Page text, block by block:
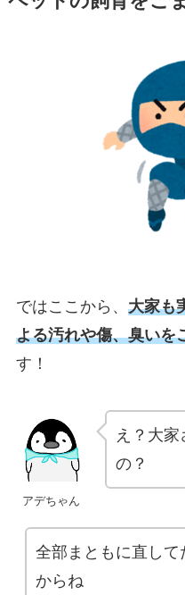
ではここから、 大家も
よる汚れや傷、臭いを
す！
アデちゃん
え？大
の？
全部まともに直して
からね